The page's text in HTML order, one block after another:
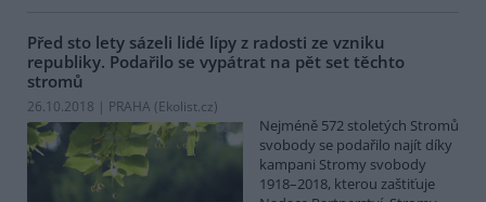
Před sto lety sázeli lidé lípy z radosti ze vzniku
republiky. Podařilo se vypátrat na pět set těchto
stromů
26.10.2018 | PRAHA (Ekolist.cz)
Nejméně 572 stoletých Stromů
svobody se podařilo najít díky
kampani Stromy svobody
1918–2018, kterou zaštiťuje